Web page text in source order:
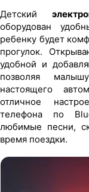
Детский
оборудован
ребенку будет
прогулок.
удобной и
позволяя
настоящего
отличное
телефона по
любимые песни,
время поездки.